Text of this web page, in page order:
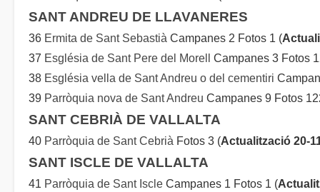
SANT ANDREU DE LLAVANERES
36 Ermita de Sant Sebastià Campanes 2 Fotos 1 (
37 Església de Sant Pere del Morell
Campanes 3 Fotos
38 Església vella de Sant Andreu o del cementiri
39 Parròquia nova de Sant Andreu Campanes 9 Fotos
SANT CEBRIÀ DE VALLALTA
40 Parròquia de Sant Cebrià Fotos 3 (Actualització 20-
SANT ISCLE DE VALLALTA
41 Parròquia de Sant Iscle Campanes 1 Fotos 1 (